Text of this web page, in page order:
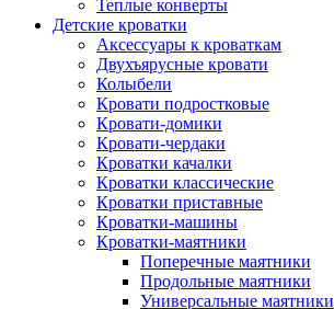
Теплые конверты
Детские кроватки
Аксессуары к кроваткам
Двухъярусные кровати
Колыбели
Кровати подростковые
Кровати-домики
Кровати-чердаки
Кроватки качалки
Кроватки классические
Кроватки приставные
Кроватки-машины
Кроватки-маятники
Поперечные маятники
Продольные маятники
Универсальные маятники